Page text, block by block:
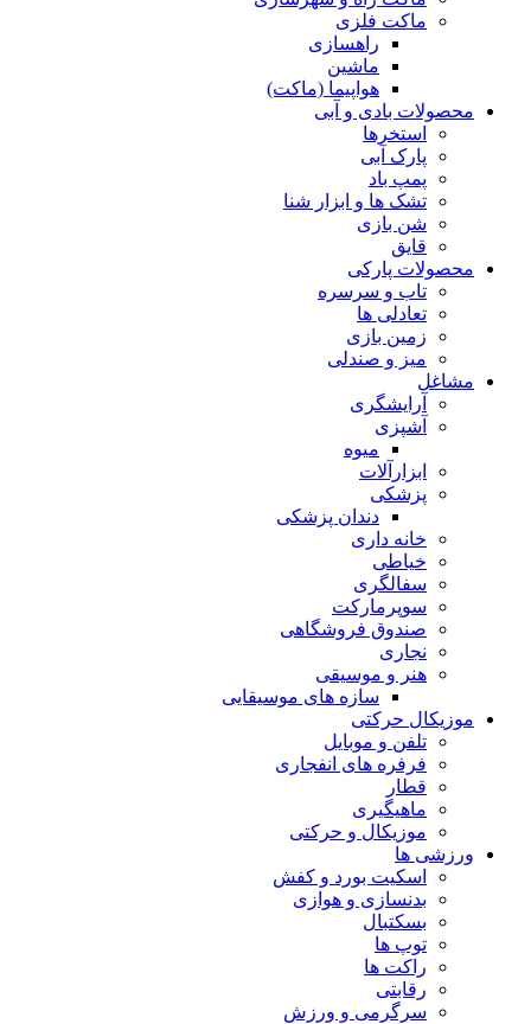
ماکت فلزی
راهسازی
ماشین
هواپیما (ماکت)
محصولات بادی و آبی
استخرها
پارک آبی
پمپ باد
تشک ها و ابزار شنا
شن بازی
قایق
محصولات پارکی
تاب و سرسره
تعادلی ها
زمین بازی
میز و صندلی
مشاغل
آرایشگری
آشپزی
میوه
ابزارآلات
پزشکی
دندان پزشکی
خانه داری
خیاطی
سفالگری
سوپرمارکت
صندوق فروشگاهی
نجاری
هنر و موسیقی
سازه های موسیقایی
موزیکال حرکتی
تلفن و موبایل
فرفره های انفجاری
قطار
ماهیگیری
موزیکال و حرکتی
ورزشی ها
اسکیت بورد و کفش
بدنسازی و هوازی
بسکتبال
توپ ها
راکت ها
رقابتی
سرگرمی و ورزش